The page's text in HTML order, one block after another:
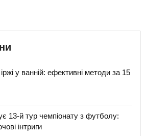
у ванній: ефективні методи за 15
13-й тур чемпіонату з футболу:
інтриги